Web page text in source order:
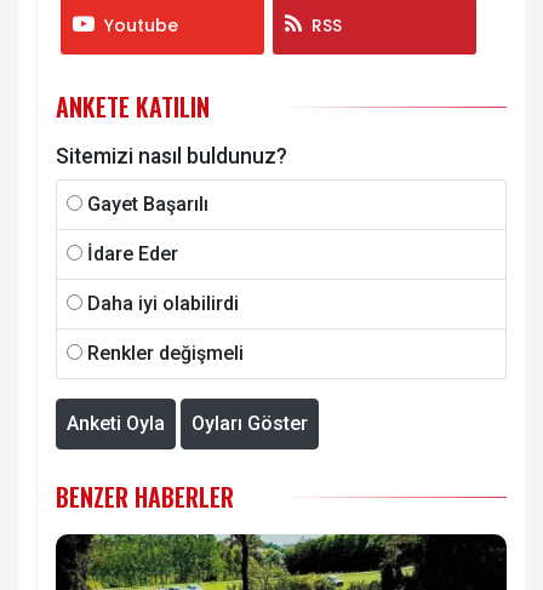
Youtube RSS
ANKETE KATILIN
Sitemizi nasıl buldunuz?
Gayet Başarılı
İdare Eder
Daha iyi olabilirdi
Renkler değişmeli
Anketi Oyla Oyları Göster
BENZER HABERLER